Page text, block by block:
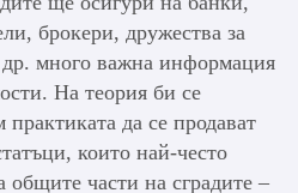
брокери, дружества за
много важна информация
На теория би се
да се продават
които най-често
общите части на сградите –